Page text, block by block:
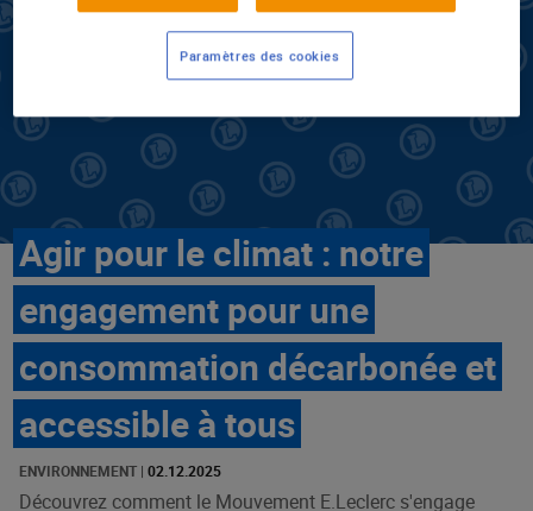
Agir pour le climat : notre
engagement pour une
consommation décarbonée et
accessible à tous
ENVIRONNEMENT | 02.12.2025
Découvrez comment le Mouvement E.Leclerc s'engage
Paramètres des cookies